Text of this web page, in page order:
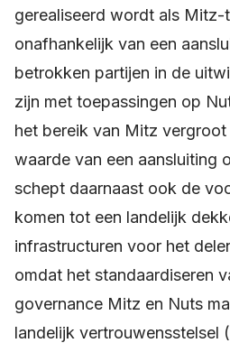
gerealiseerd wordt als Mitz-
onafhankelijk van een
betrokken partijen in de
zijn met toepassingen op
het bereik van Mitz
waarde van een aansluiting
schept daarnaast ook de
komen tot een landelijk
infrastructuren voor het
omdat het standaardiseren
governance Mitz en Nuts
landelijk vertrouwensstelsel